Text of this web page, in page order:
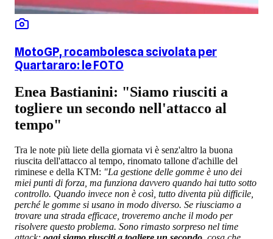
MotoGP, rocambolesca scivolata per
Quartararo: le FOTO
Enea Bastianini: "Siamo riusciti a
togliere un secondo nell'attacco al
tempo"
Tra le note più liete della giornata vi è senz'altro la buona
riuscita dell'attacco al tempo, rinomato tallone d'achille del
riminese e della KTM: "La gestione delle gomme è uno dei
miei punti di forza, ma funziona davvero quando hai tutto sotto
controllo. Quando invece non è così, tutto diventa più difficile,
perché le gomme si usano in modo diverso. Se riusciamo a
trovare una strada efficace, troveremo anche il modo per
risolvere questo problema. Sono rimasto sorpreso nel time